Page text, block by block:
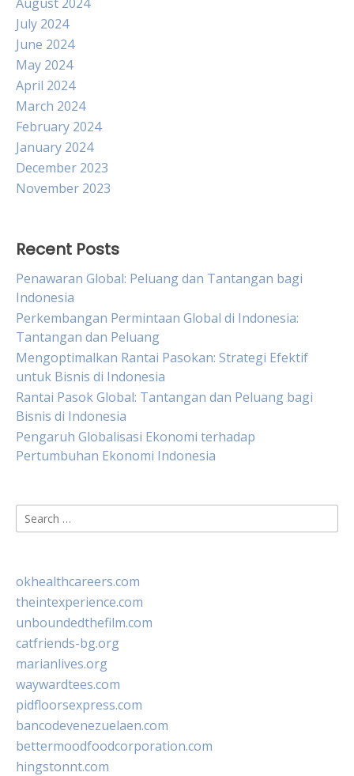
July 2024
June 2024
May 2024
April 2024
March 2024
February 2024
January 2024
December 2023
November 2023
Recent Posts
Penawaran Global: Peluang dan Tantangan bagi
Indonesia
Perkembangan Permintaan Global di Indonesia:
Tantangan dan Peluang
Mengoptimalkan Rantai Pasokan: Strategi Efektif
untuk Bisnis di Indonesia
Rantai Pasok Global: Tantangan dan Peluang bagi
Bisnis di Indonesia
Pengaruh Globalisasi Ekonomi terhadap
Pertumbuhan Ekonomi Indonesia
Search
for:
okhealthcareers.com
theintexperience.com
unboundedthefilm.com
catfriends-bg.org
marianlives.org
waywardtees.com
pidfloorsexpress.com
bancodevenezuelaen.com
bettermoodfoodcorporation.com
hingstonnt.com